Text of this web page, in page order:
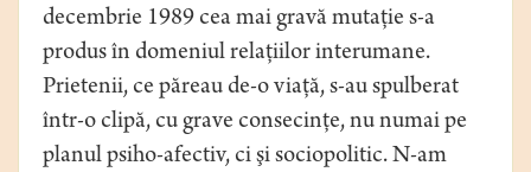
decembrie 1989 cea mai gravă mutaţie s-a
produs în domeniul relaţiilor interumane.
Prietenii, ce păreau de-o viaţă, s-au spulberat
într-o clipă, cu grave consecinţe, nu numai pe
planul psiho-afectiv, ci şi sociopolitic. N-am